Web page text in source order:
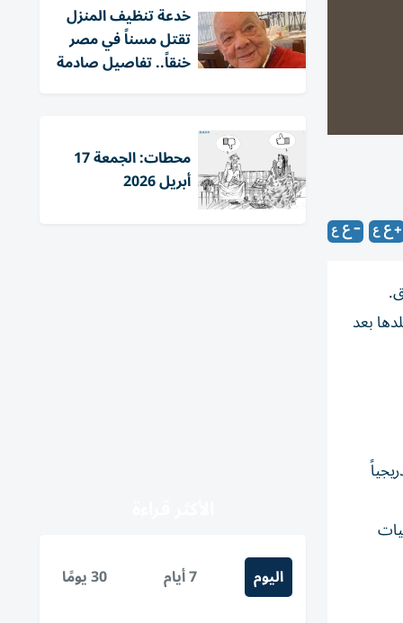
جلدها بعد
خدعة تنظيف المنزل
تقتل مسناً في مصر
خنقاً.. تفاصيل صادمة
محطات: الجمعة 17
أبريل 2026
اليوم 7 أيام 30 يومًا